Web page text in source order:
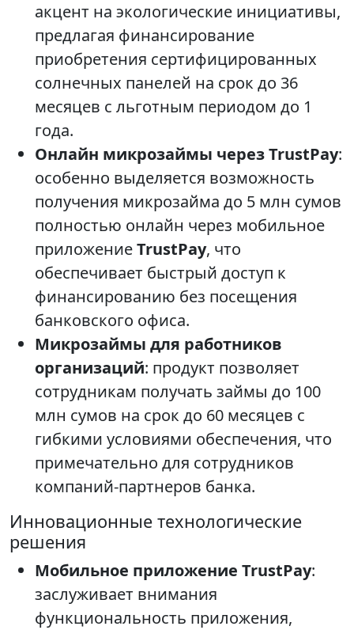
акцент на экологические инициативы,
предлагая финансирование
приобретения сертифицированных
солнечных панелей на срок до 36
месяцев с льготным периодом до 1
года.
Онлайн микрозаймы через TrustPay:
особенно выделяется возможность
получения микрозайма до 5 млн сумов
полностью онлайн через мобильное
приложениеTrustPay, что
обеспечивает быстрый доступ к
финансированию без посещения
банковского офиса.
Микрозаймы для работников
организаций: продукт позволяет
сотрудникам получать займы до 100
млн сумов на срок до 60 месяцев с
гибкими условиями обеспечения, что
примечательно для сотрудников
компаний-партнеров банка.
Инновационные технологические
решения
Мобильное приложение TrustPay:
заслуживает внимания
функциональность приложения,